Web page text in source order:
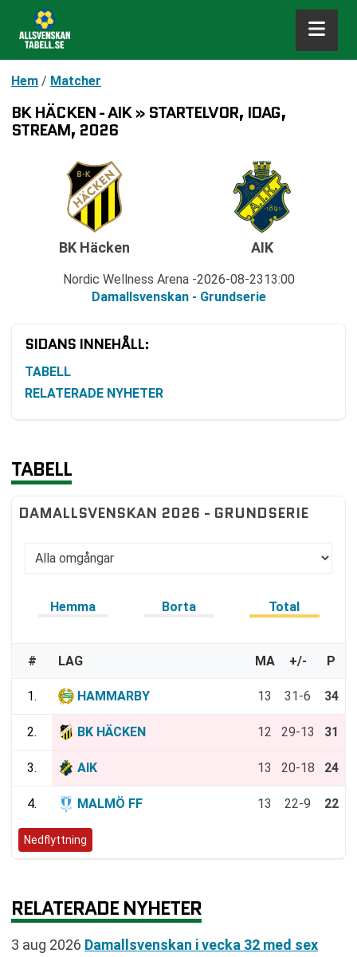
Hem / Matcher
BK HÄCKEN - AIK » STARTELVOR, IDAG,
STREAM, 2026
BK Häcken
Nordic Wellness Arena 2026-08-2313:00
Damallsvenskan - Grundserie
AIK
SIDANS INNEHÅLL:
TABELL
RELATERADE NYHETER
TABELL
DAMALLSVENSKAN 2026 - GRUNDSERIE
Hemma Borta Total
# LAG MA +/- P
1. HAMMARBY 13 31-6 34
2. BK HÄCKEN 12 29-13 31
3. AIK 13 20-18 24
4. MALMÖ FF 13 22-9 22
Nedflyttning
RELATERADE NYHETER
3 aug 2026 Damallsvenskan i vecka 32 med sex